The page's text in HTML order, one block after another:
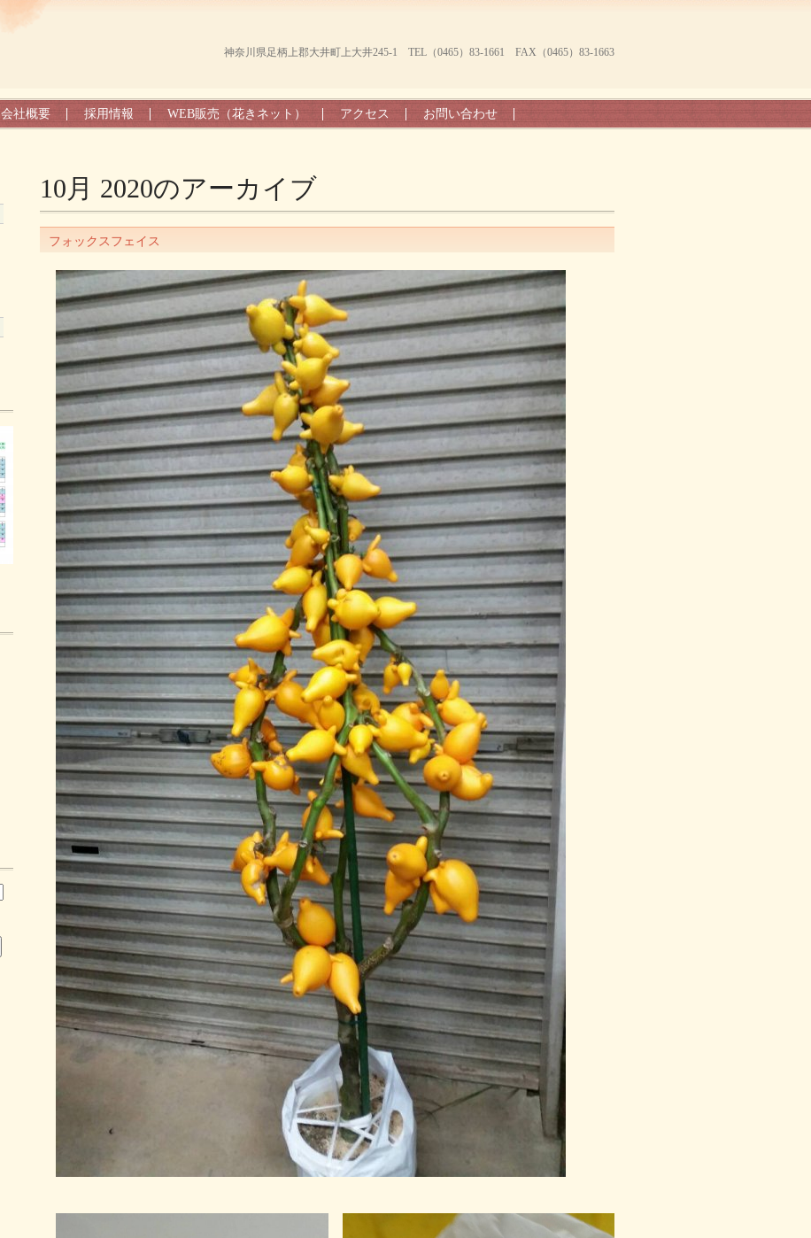
神奈川県足柄上郡大井町上大井245-1 TEL（0465）83-1661 FAX（0465）83-1663
会社概要 採用情報 WEB販売（花きネット） アクセス お問い合わせ
10月 2020のアーカイブ
フォックスフェイス